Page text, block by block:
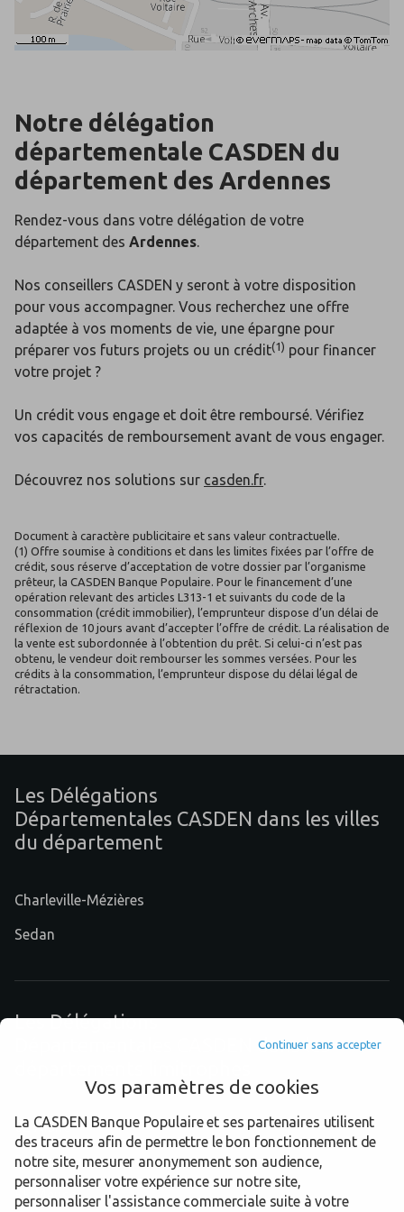
Notre délégation
départementale CASDEN du
département des Ardennes
Rendez-vous dans votre délégation de votre
département des Ardennes.
Nos conseillers CASDEN y seront à votre disposition
pour vous accompagner. Vous recherchez une offre
adaptée à vos moments de vie, une épargne pour
préparer vos futurs projets ou un crédit(1) pour financer
votre projet ?
Un crédit vous engage et doit être remboursé. Vérifiez
vos capacités de remboursement avant de vous engager.
Découvrez nos solutions sur casden.fr.
Document à caractère publicitaire et sans valeur contractuelle.
(1) Offre soumise à conditions et dans les limites fixées par l’offre de
crédit, sous réserve d’acceptation de votre dossier par l’organisme
prêteur, la CASDEN Banque Populaire. Pour le financement d’une
opération relevant des articles L313-1 et suivants du code de la
consommation (crédit immobilier), l’emprunteur dispose d’un délai de
réflexion de 10 jours avant d’accepter l’offre de crédit. La réalisation de
la vente est subordonnée à l’obtention du prêt. Si celui-ci n’est pas
obtenu, le vendeur doit rembourser les sommes versées. Pour les
crédits à la consommation, l’emprunteur dispose du délai légal de
rétractation.
Les Délégations
Départementales CASDEN dans les villes
du département
Charleville-Mézières
Sedan
Les Délégations
Départementales CASDEN dans les
02 Aisne
51 Marne
55 Meuse
Continuer sans accepter
Vos paramètres de cookies
La CASDEN Banque Populaire et ses partenaires utilisent
des traceurs afin de permettre le bon fonctionnement de
notre site, mesurer anonymement son audience,
personnaliser votre expérience sur notre site,
personnaliser l'assistance commerciale suite à votre